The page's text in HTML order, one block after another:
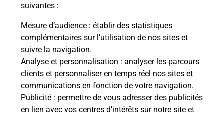
suivantes :
Mesure d’audience : établir des statistiques
complémentaires sur l’utilisation de nos sites et
suivre la navigation.
Analyse et personnalisation : analyser les parcours
clients et personnaliser en temps réel nos sites et
communications en fonction de votre navigation.
Publicité : permettre de vous adresser des publicités
en lien avec vos centres d’intérêts sur notre site et
Prochaine collecte du courriersamedià 08h00
Lieu Dit Trabesson
43230 Montclard
Itinéraire
Le lien s'ouvre dans un nouvel onglet